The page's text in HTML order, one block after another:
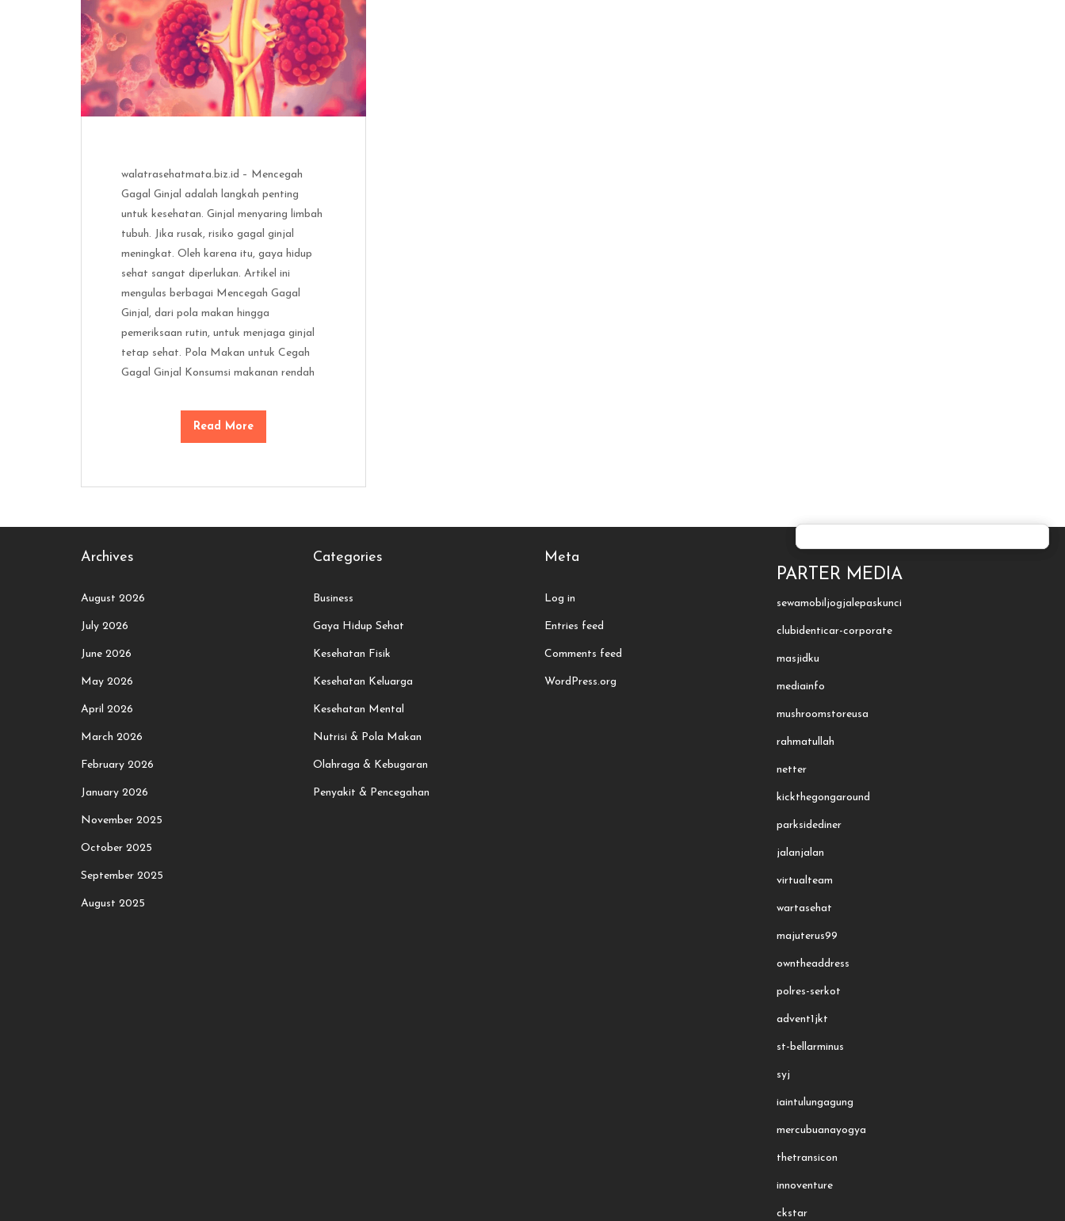
walatrasehatmata.biz.id – Mencegah
Gagal Ginjal adalah langkah penting
untuk kesehatan. Ginjal menyaring limbah
tubuh. Jika rusak, risiko gagal ginjal
meningkat. Oleh karena itu, gaya hidup
sehat sangat diperlukan. Artikel ini
mengulas berbagai Mencegah Gagal
Ginjal, dari pola makan hingga
pemeriksaan rutin, untuk menjaga ginjal
tetap sehat. Pola Makan untuk Cegah
Gagal Ginjal Konsumsi makanan rendah
Read More
Archives
August 2026
July 2026
June 2026
May 2026
April 2026
March 2026
February 2026
January 2026
November 2025
October 2025
September 2025
August 2025
Categories
Business
Gaya Hidup Sehat
Kesehatan Fisik
Kesehatan Keluarga
Kesehatan Mental
Nutrisi & Pola Makan
Olahraga & Kebugaran
Penyakit & Pencegahan
Meta
Log in
Entries feed
Comments feed
WordPress.org
PARTER MEDIA
sewamobiljogjalepaskunci
clubidenticar-corporate
masjidku
mediainfo
mushroomstoreusa
rahmatullah
netter
kickthegongaround
parksidediner
jalanjalan
virtualteam
wartasehat
majuterus99
owntheaddress
polres-serkot
advent1jkt
st-bellarminus
syj
iaintulungagung
mercubuanayogya
thetransicon
innoventure
ckstar